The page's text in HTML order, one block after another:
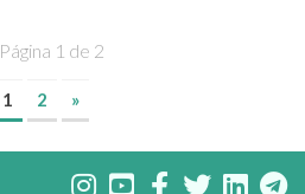
Página 1 de 2
1 2 »